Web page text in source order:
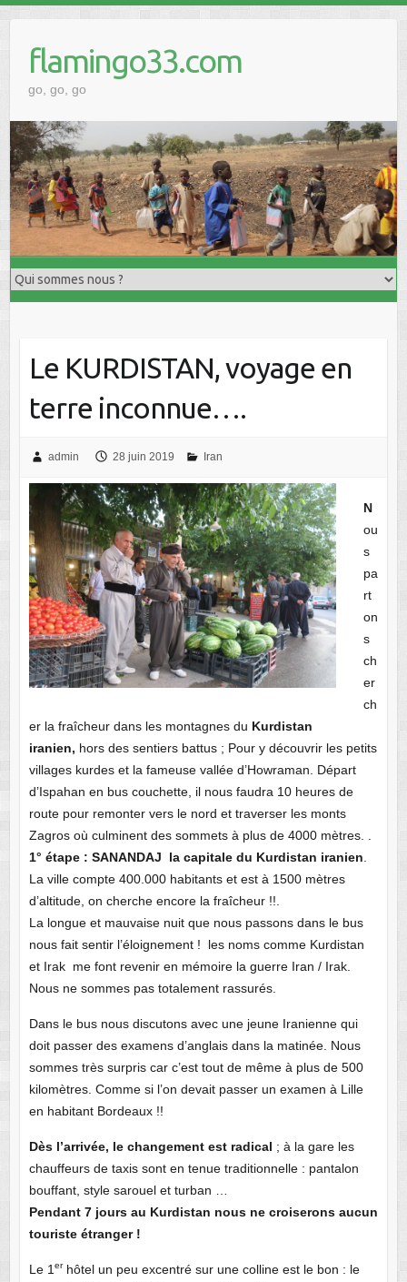
contentflamingo33.com
go, go, go
Le KURDISTAN, voyage en
terre inconnue….
admin 28 juin 2019 Iran
N
ou
s
pa
rt
on
s
ch
er
ch
er la fraîcheur dans les montagnes du Kurdistan
iranien, hors des sentiers battus ; Pour y découvrir les petits
villages kurdes et la fameuse vallée d’Howraman. Départ
d’Ispahan en bus couchette, il nous faudra 10 heures de
route pour remonter vers le nord et traverser les monts
Zagros où culminent des sommets à plus de 4000 mètres. .
1° étape : SANANDAJ la capitale du Kurdistan iranien
La ville compte 400.000 habitants et est à 1500 mètres
d’altitude, on cherche encore la fraîcheur !!.
La longue et mauvaise nuit que nous passons dans le bus
nous fait sentir l’éloignement ! les noms comme Kurdistan
et Irak me font revenir en mémoire la guerre Iran / Irak.
Nous ne sommes pas totalement rassurés.
Dans le bus nous discutons avec une jeune Iranienne qui
doit passer des examens d’anglais dans la matinée. Nous
sommes très surpris car c’est tout de même à plus de 500
kilomètres. Comme si l’on devait passer un examen à Lille
en habitant Bordeaux !!
Dès l’arrivée, le changement est radical ; à la gare les
chauffeurs de taxis sont en tenue traditionnelle : pantalon
bouffant, style sarouel et turban …
Pendant 7 jours au Kurdistan nous ne croiserons aucun
touriste étranger !
Le 1 erhôtel un peu excentré sur une colline est le bon : le